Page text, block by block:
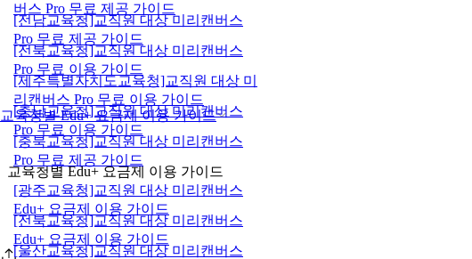
교육청별 Edu+ 요금제 이용 가이드
버스 Pro 무료 제공 가이드
[전남교육청]교직원 대상 미리캔버스
Pro 무료 제공 가이드
[전북교육청]교직원 대상 미리캔버스
Pro 무료 이용 가이드
[제주특별자치도교육청]교직원 대상 미
리캔버스 Pro 무료 이용 가이드
[충남교육청]교직원 대상 미리캔버스
Pro 무료 이용 가이드
[충북교육청]교직원 대상 미리캔버스
Pro 무료 제공 가이드
교육청별 Edu+ 요금제 이용 가이드
[광주교육청]교직원 대상 미리캔버스
Edu+ 요금제 이용 가이드
[전북교육청]교직원 대상 미리캔버스
Edu+ 요금제 이용 가이드
[울산교육청]교직원 대상 미리캔버스